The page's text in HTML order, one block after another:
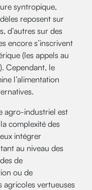
syntropique,
reposent sur
d’autres sur des
encore s’inscrivent
(les appels au
Cependant, le
l’alimentation
agro-industriel est
complexité des
intégrer
au niveau des
de
ou de
agricoles vertueuses